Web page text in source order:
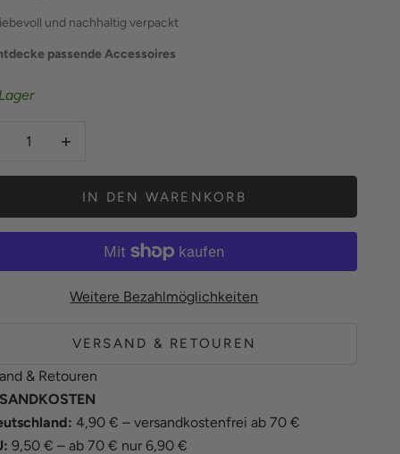
und nachhaltig verpackt
passende Accessoires
verringern
IN DEN WARENKORB
Weitere Bezahlmöglichkeiten
VERSAND & RETOUREN
& Retouren
4,90 € – versandkostenfrei ab 70 €
9,50 € – ab 70 € nur 6,90 €